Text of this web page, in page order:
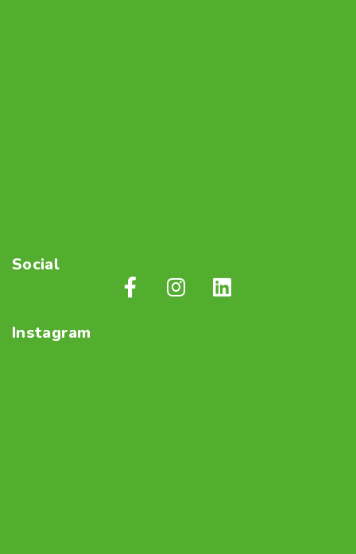
Social
Instagram